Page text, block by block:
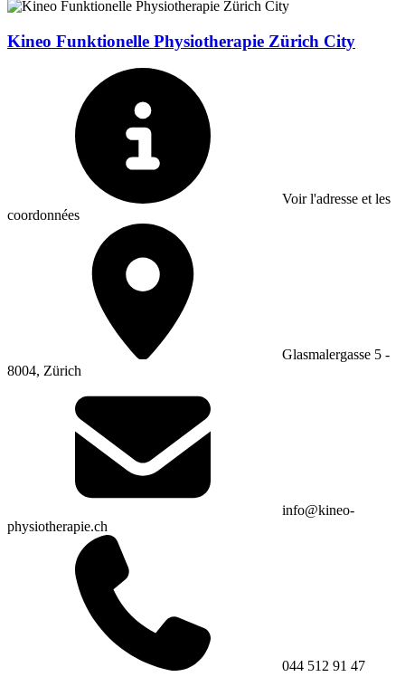
Kineo Funktionelle Physiotherapie Zürich City
Voir l'adresse et les
coordonnées
Glasmalergasse 5 -
8004, Zürich
info@kineo-
physiotherapie.ch
044 512 91 47